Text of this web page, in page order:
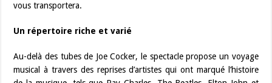
vous transportera.
Un répertoire riche et varié
Au-delà des tubes de Joe Cocker, le spectacle propose un voyage
musical à travers des reprises d’artistes qui ont marqué l’histoire